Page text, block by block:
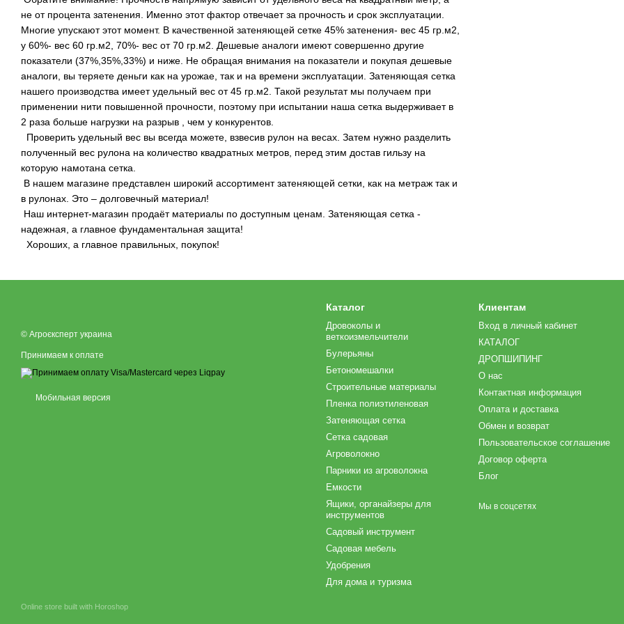
не от процента затенения. Именно этот фактор отвечает за прочность и срок эксплуатации.
Многие упускают этот момент. В качественной затеняющей сетке 45% затенения- вес 45 гр.м2,
у 60%- вес 60 гр.м2, 70%- вес от 70 гр.м2. Дешевые аналоги имеют совершенно другие
показатели (37%,35%,33%) и ниже. Не обращая внимания на показатели и покупая дешевые
аналоги, вы теряете деньги как на урожае, так и на времени эксплуатации. Затеняющая сетка
нашего производства имеет удельный вес от 45 гр.м2. Такой результат мы получаем при
применении нити повышенной прочности, поэтому при испытании наша сетка выдерживает в
2 раза больше нагрузки на разрыв , чем у конкурентов.
Проверить удельный вес вы всегда можете, взвесив рулон на весах. Затем нужно разделить
полученный вес рулона на количество квадратных метров, перед этим достав гильзу на
которую намотана сетка.
В нашем магазине представлен широкий ассортимент затеняющей сетки, как на метраж так и
в рулонах. Это – долговечный материал!
Наш интернет-магазин продаёт материалы по доступным ценам. Затеняющая сетка -
надежная, а главное фундаментальная защита!
Хороших, а главное правильных, покупок!
© Агроєксперт украина
Принимаем к оплате
Мобильная версия
Online store built with Horoshop
Каталог
Дровоколы и
веткоизмельчители
Булерьяны
Бетономешалки
Строительные материалы
Пленка полиэтиленовая
Затеняющая сетка
Сетка садовая
Агроволокно
Парники из агроволокна
Емкости
Ящики, органайзеры для
инструментов
Садовый инструмент
Садовая мебель
Удобрения
Для дома и туризма
Клиентам
Вход в личный кабинет
КАТАЛОГ
ДРОПШИПИНГ
О нас
Контактная информация
Оплата и доставка
Обмен и возврат
Пользовательское соглашение
Договор оферта
Блог
Мы в соцсетях